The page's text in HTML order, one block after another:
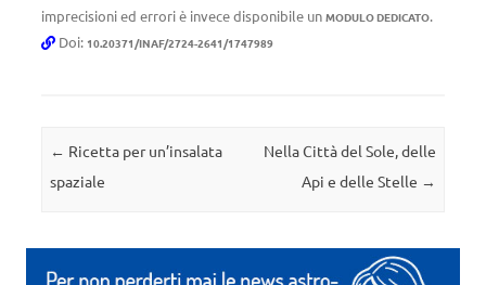
imprecisioni ed errori è invece disponibile un MODULO DEDICATO.
Doi: 10.20371/INAF/2724-2641/1747989
Navigazione articolo
← Ricetta per un’insalata
spaziale
Nella Città del Sole, delle
Api e delle Stelle →